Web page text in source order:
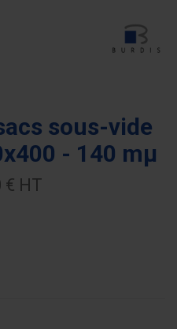
sous-vide
- 140 mµ
€ HT